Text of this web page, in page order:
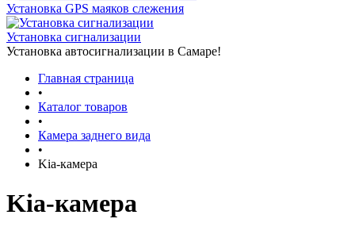
Установка GPS маяков слежения
Установка сигнализации
Установка автосигнализации в Самаре!
Главная страница
•
Каталог товаров
•
Камера заднего вида
•
Kia-камера
Kia-камера